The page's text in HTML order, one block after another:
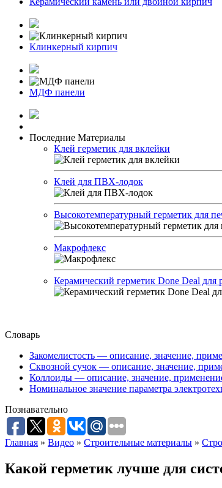
Клинкерный кирпич
МДФ панели
Последние Материалы
Клей герметик для вклейки
Клей для ПВХ-лодок
Высокотемпературный герметик для
Макрофлекс
Керамический герметик Done Deal
Словарь
Закомелистость — описание, значение,
Сквозной сучок — описание, значение,
Коллоиды — описание, значение,
Номинальное значение параметра
Познавательно
Главная » Видео » Строительные материалы »
Какой герметик лучше для